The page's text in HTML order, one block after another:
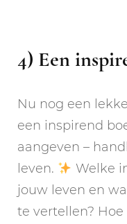
4) Een
Nu nog een
een inspirend
aangeven –
leven.
Welke
jouw leven en
te vertellen?